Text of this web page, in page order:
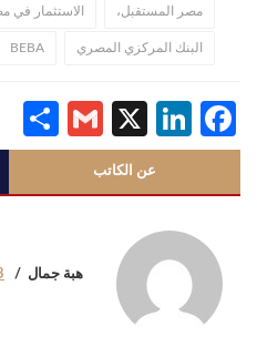
مصر المستقبل، الاستثمار في
البنك المركزي المصري BEBA
Facebook
LinkedIn
X
Gmail
عن الكاتب
هبة جمال